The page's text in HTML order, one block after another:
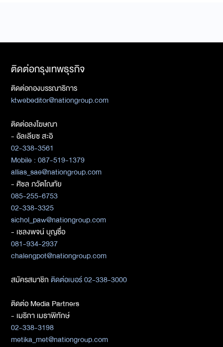
ติดต่อกรุงเทพธุรกิจ
ติดต่อกองบรรณาธิการ
ktwebeditor@nationgroup.com
ติดต่อลงโฆษณา
- อัลเลียซ สะอิ
02-338-3561
Mobile : 087-519-1379
allias_sae@nationgroup.com
- ศิชล ภวัตโณทัย
085-255-6753
02-338-3325
sichol_paw@nationgroup.com
- เชลงพจน์ บุญซื่อ
081-934-2937
chalengpot@nationgroup.com
สมัครสมาชิกติดต่อเบอร์ 02-338-3000
ติดต่อ Media Partners
- เมธิกา เมธาพิทักษ์
02-338-3198
metika_met@nationgroup.com